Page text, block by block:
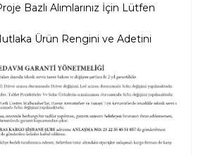
Bazlı Alımlarınız İçin Lütfen
Ürün Rengini ve Adetini